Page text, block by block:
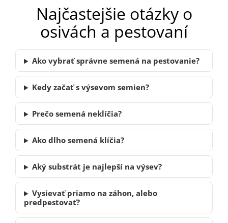
Najčastejšie otázky o
osivách a pestovaní
Ako vybrať správne semená na pestovanie?
Kedy začať s výsevom semien?
Prečo semená neklíčia?
Ako dlho semená klíčia?
Aký substrát je najlepší na výsev?
Vysievať priamo na záhon, alebo
predpestovať?